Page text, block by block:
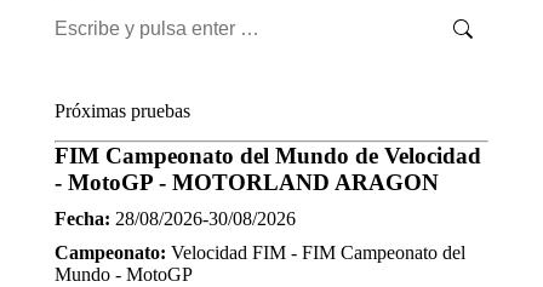
Buscar:
Próximas pruebas
FIM Campeonato del Mundo de Velocidad
- MotoGP - MOTORLAND ARAGON
Fecha: 28/08/2026-30/08/2026
Campeonato: Velocidad FIM - FIM Campeonato del
Mundo - MotoGP